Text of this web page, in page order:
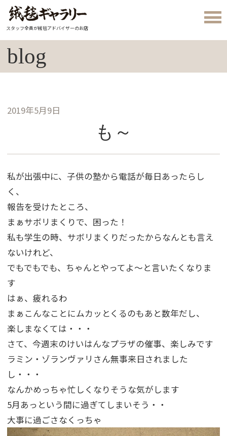
スタッフ全員が絨毯アドバイザーのお店
blog
2019年5月9日
も～
私が出張中に、子供の塾から電話が毎日あったらし
く、
報告を受けたところ、
まぁサボリまくりで、困った！
私も学生の時、サボリまくりだったからなんとも言え
ないけれど、
でもでもでも、ちゃんとやってよ～と言いたくなりま
す
はぁ、疲れるわ
まぁこんなことにムカッとくるのもあと数年だし、
楽しまなくては・・・
さて、今週末のけいはんなプラザの催事、楽しみです
ラミン・ゾランヴァリさん無事来日されました
し・・・
なんかめっちゃ忙しくなりそうな気がします
5月あっという間に過ぎてしまいそう・・
大事に過ごさなくっちゃ